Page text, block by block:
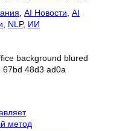
AI Новости AI
NLP, ИИ